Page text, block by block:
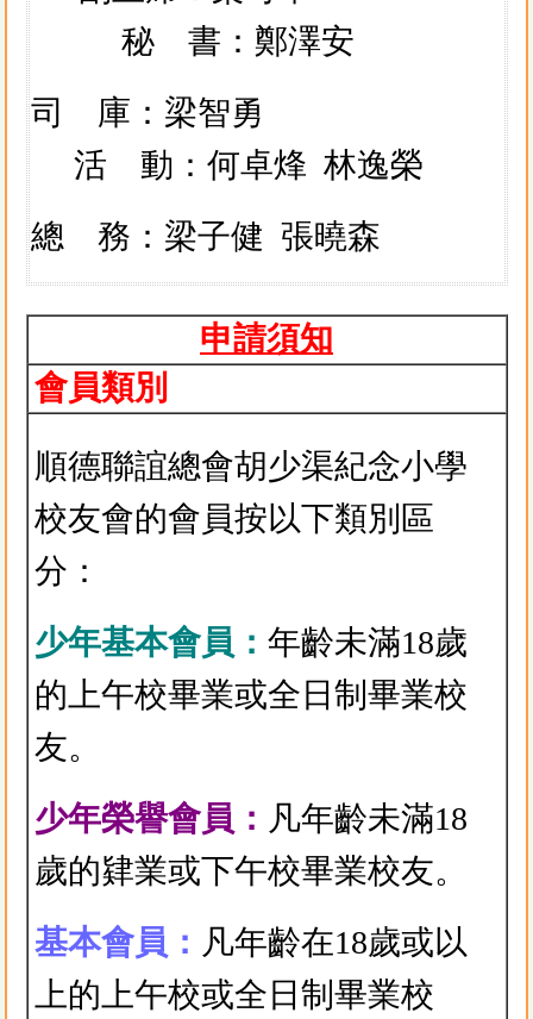
秘 書：鄭澤安
司 庫：梁智勇
活 動：何卓烽 林逸榮
總 務：梁子健 張曉森
申請須知
會員類別
順德聯誼總會胡少渠紀念小學
校友會的會員按以下類別區
分：
少年基本會員： 年齡未滿18歲
的上午校畢業或全日制畢業校
友。
少年榮譽會員： 凡年齡未滿18
歲的肄業或下午校畢業校友。
基本會員： 凡年齡在18歲或以
上的上午校或全日制畢業校